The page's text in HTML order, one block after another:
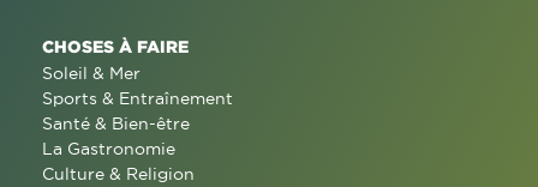
CHOSES À FAIRE
Soleil & Mer
Sports & Entraînement
Santé & Bien-être
La Gastronomie
Culture & Religion